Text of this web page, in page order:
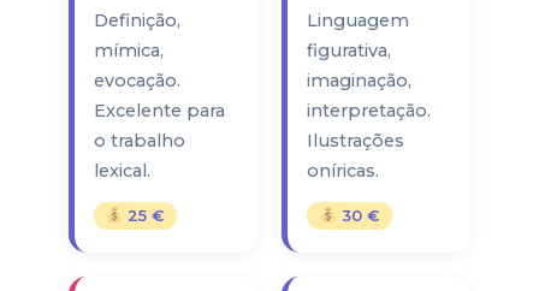
Definição,
mímica,
evocação.
Excelente para
o trabalho
lexical.
25 €
Linguagem
figurativa,
imaginação,
interpretação.
Ilustrações
oníricas.
30 €